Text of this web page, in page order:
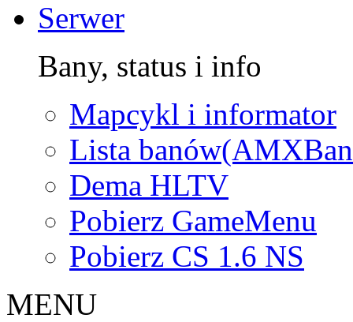
Serwer
Bany, status i info
Mapcykl i informator
Lista
Dema HLTV
Pobierz GameMenu
Pobierz CS 1.6 NS
MENU